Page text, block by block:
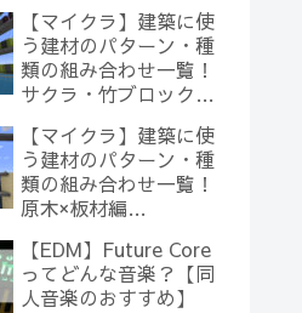
【マイクラ】建築に使
う建材のパターン・種
類の組み合わせ一覧！
サクラ・竹ブロック×
【Minecraft】
【マイクラ】建築に使
う建材のパターン・種
類の組み合わせ一覧！
原木×板材編
【EDM】Future Core
ってどんな音楽？【同
人音楽のおすすめ】